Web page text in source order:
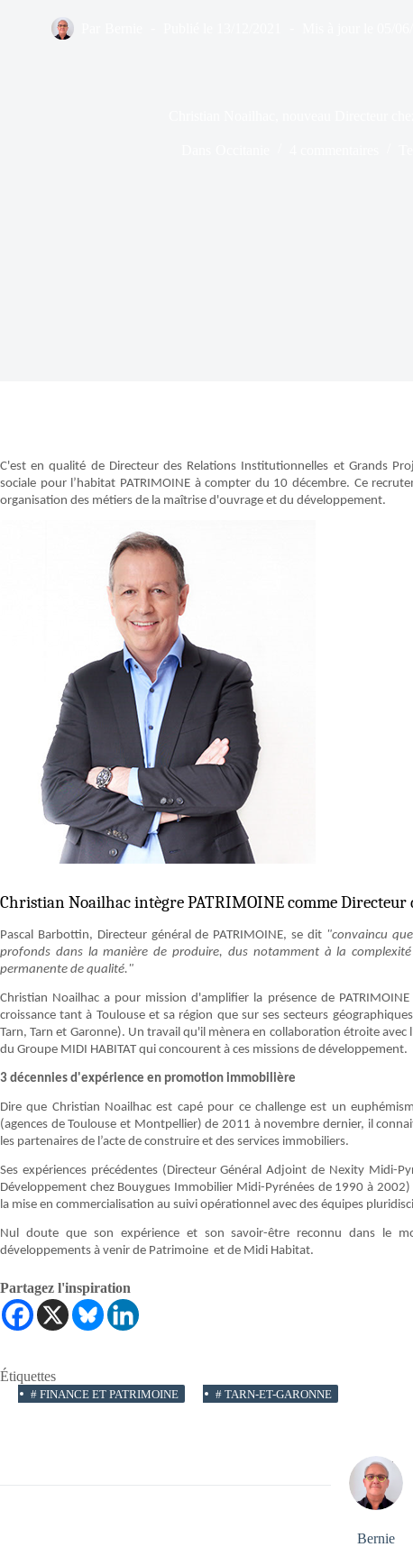
C'est en qualité de Directeur des Relations Institutionnelles et Grands
sociale pour l’habitat PATRIMOINE à compter du 10 décembre. Ce
organisation des métiers de la maîtrise d'ouvrage et du développement.
Christian Noailhac intègre PATRIMOINE comme
Pascal Barbottin, Directeur général de PATRIMOINE, se dit "convaincu
profonds dans la manière de produire, dus notamment à la
permanente de qualité."
Christian Noailhac a pour mission d'amplifier la présence de
croissance tant à Toulouse et sa région que sur ses secteurs
Tarn, Tarn et Garonne). Un travail qu'il mènera en collaboration étroite avec
du Groupe MIDI HABITAT qui concourent à ces missions de développement.
3 décennies d'expérience en promotion immobilière
Dire que Christian Noailhac est capé pour ce challenge est un
(agences de Toulouse et Montpellier) de 2011 à novembre dernier, il
les partenaires de l’acte de construire et des services immobiliers.
Ses expériences précédentes (Directeur Général Adjoint de Nexity Midi-
Développement chez Bouygues Immobilier Midi-Pyrénées de 1990 à
la mise en commercialisation au suivi opérationnel avec des équipes
Nul doute que son expérience et son savoir-être reconnu dans le
développements à venir de Patrimoine et de Midi Habitat.
Partagez l'inspiration
Étiquettes
# FINANCE ET PATRIMOINE # TARN-ET-GARONNE
Bernie